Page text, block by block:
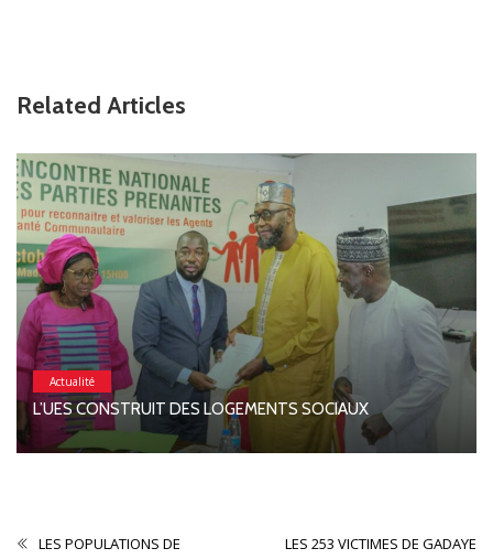
Related Articles
Actualité
L’UES CONSTRUIT DES LOGEMENTS SOCIAUX
LES POPULATIONS DE
LES 253 VICTIMES DE GADAYE